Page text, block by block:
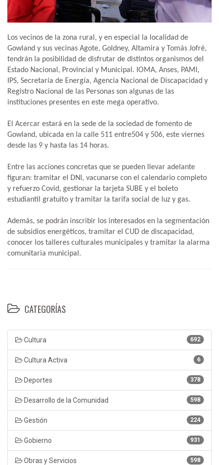
Los vecinos de la zona rural, y en especial la localidad de
Gowland y sus vecinas Agote, Goldney, Altamira y Tomás Jofré,
tendrán la posibilidad de disfrutar de distintos organismos del
Estado Nacional, Provincial y Municipal. IOMA, Anses, PAMI,
IPS, Secretaría de Energía, Agencia Nacional de Discapacidad y
Registro Nacional de las Personas son algunas de las
instituciones presentes en este mega operativo.
El Acercar estará en la sede de la sociedad de fomento de
Gowland, ubicada en la calle 511 entre504 y 506, este viernes
desde las 9 y hasta las 14 horas.
Entre las acciones concretas que se pueden llevar adelante
figuran: tramitar el DNI, vacunarse con el calendario completo
y refuerzo Covid, gestionar la tarjeta SUBE y el boleto
estudiantil gratuito y tramitar la tarifa social de luz y gas.
Además, se podrán inscribir los interesados en la segmentación
de subsidios energéticos, tramitar el CUD de discapacidad,
conocer los talleres culturales municipales y tramitar la alarma
comunitaria municipal.
CATEGORÍAS
692
Cultura
6
Cultura Activa
378
Deportes
598
Desarrollo de la Comunidad
224
Gestión
931
Gobierno
598
Obras y Servicios